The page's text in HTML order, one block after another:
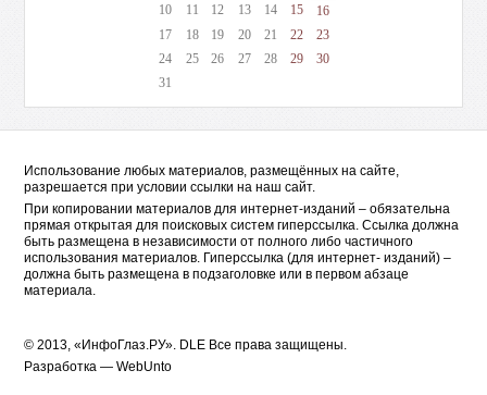
10
11 12 13 14 15
16
17
18 19 20 21 22
23
24
25 26 27 28 29
30
31
Использование любых материалов, размещённых на сайте,
разрешается при условии ссылки на наш сайт.
При копировании материалов для интернет-изданий – обязательна
прямая открытая для поисковых систем гиперссылка. Ссылка должна
быть размещена в независимости от полного либо частичного
использования материалов. Гиперссылка (для интернет- изданий) –
должна быть размещена в подзаголовке или в первом абзаце
материала.
© 2013, «ИнфоГлаз.РУ». DLE Все права защищены.
Разработка —WebUnto